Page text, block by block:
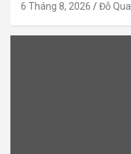
6 Tháng 8, 2026 Đỗ